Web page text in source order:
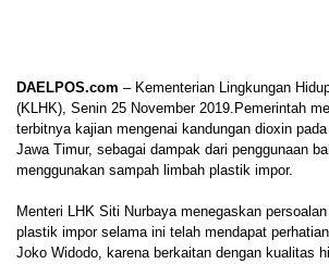
DAELPOS.com – Kementerian Lingkungan
(KLHK), Senin 25 November 2019.Pemerintah
terbitnya kajian mengenai kandungan dioxin
Jawa Timur, sebagai dampak dari penggunaan
menggunakan sampah limbah plastik impor.
Menteri LHK Siti Nurbaya menegaskan
plastik impor selama ini telah mendapat
Joko Widodo, karena berkaitan dengan kualitas